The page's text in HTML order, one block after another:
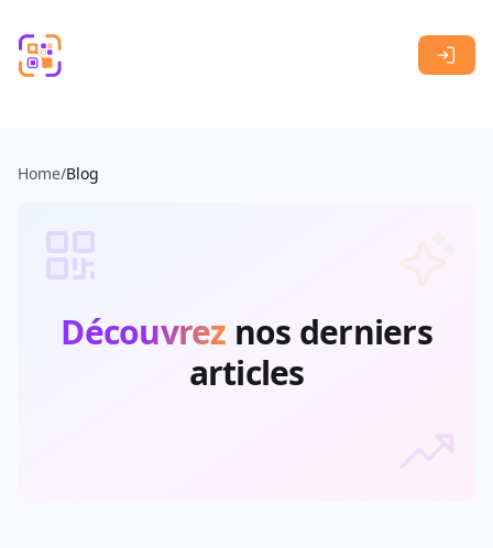
Home/Blog
Découvrez nos derniers
articles